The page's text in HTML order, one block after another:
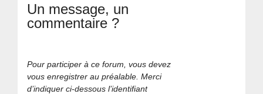
Un message, un
commentaire ?
Pour participer à ce forum, vous devez
vous enregistrer au préalable. Merci
d’indiquer ci-dessous l’identifiant